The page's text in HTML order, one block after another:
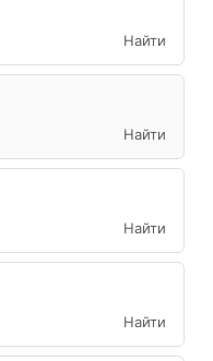
Найти
Найти
Найти
Найти